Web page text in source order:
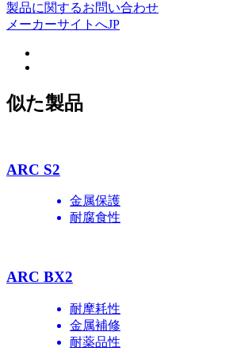
製品に関するお問い合わせ
メーカーサイトへJP
似た製品
ARC S2
金属保護
耐腐食性
ARC BX2
耐摩耗性
金属補修
耐薬品性